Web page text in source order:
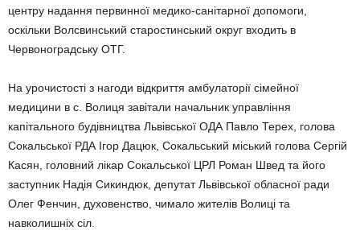
центру надан­ня первинної медико-санітарної допомоги,
оскільки Волсвинський старостинський округ входить в
Червоноградську ОТГ.
На урочистості з нагоди відкрит­тя амбулаторії сімейної
медицини в с. Волиця завітали начальник уп­равління
капітального будівництва Львівської ОДА Павло Терех, голо­ва
Сокальської РДА Ігор Дацюк, Сокальський міський голова Сергій
Касян, головний лікар Сокальської ЦРЛ Роман Швед та його
заступник Надія Сикиндюк, депутат Львів­ської обласної ради
Олег Фенчин, духовенство, чимало жителів Во­лиці та
навколишніх сіл.